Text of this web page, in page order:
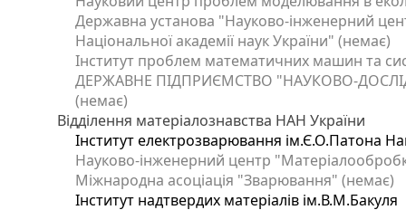
Державна установа "Науково-інженерний
Національної академії наук України" (немає)
Інститут проблем математичних машин та
ДЕРЖАВНЕ ПІДПРИЄМСТВО "НАУКОВО-
(немає)
Відділення матеріалознавства НАН України
Інститут електрозварювання ім.Є.О.Патона
Науково-інженерний центр
Міжнародна асоціація "Зварювання" (немає)
Інститут надтвердих матеріалів ім.В.М.Бакуля